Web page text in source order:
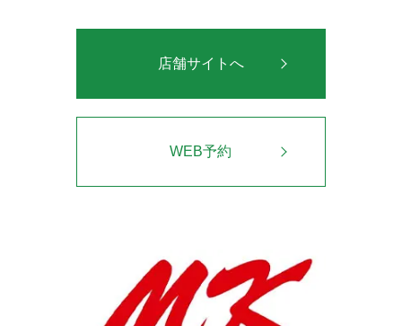
店舗サイトへ
WEB予約